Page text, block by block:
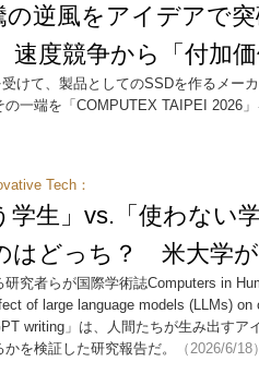
の逆風をアイデアで
度競争から「付加
けて、製品としてのSSDを作るメー
の一端を「COMPUTEX TAIPEI 2026
Tech：
学生」vs.「使わない
はどっち？ 米大学
究者らが国際学術誌Computers in
of large language models (LLMs)
writing」は、人間たちが生み出すア
を検証した研究報告だ。
（2026/6/18